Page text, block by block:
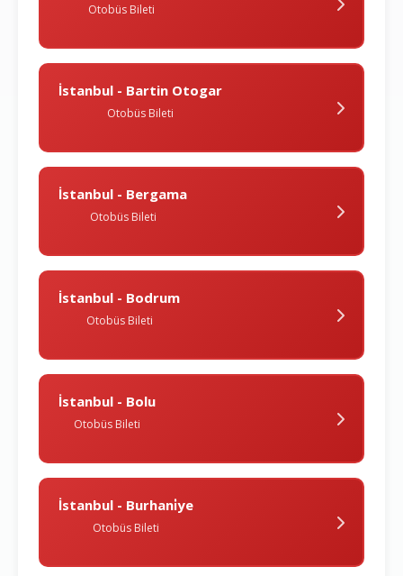
Otobüs Bileti
İstanbul - Bartin Otogar
Otobüs Bileti
İstanbul - Bergama
Otobüs Bileti
İstanbul - Bodrum
Otobüs Bileti
İstanbul - Bolu
Otobüs Bileti
İstanbul - Burhani̇ye
Otobüs Bileti